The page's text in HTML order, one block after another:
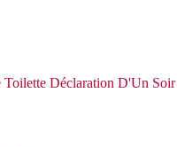
Toilette Déclaration D'Un Soir